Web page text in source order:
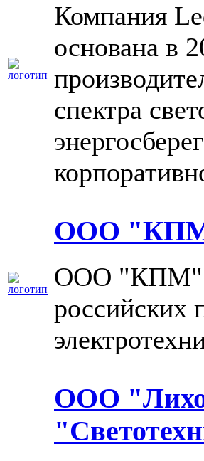
Компания
основана в
спектра
ООО
ООО "КПМ"
российских
ООО